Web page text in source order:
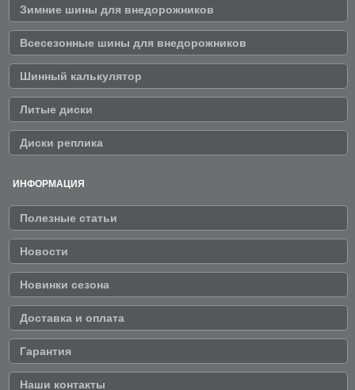
Зимние шины для внедорожников
Всесезонные шины для внедорожников
Шинный калькулятор
Литые диски
Диски реплика
ИНФОРМАЦИЯ
Полезные статьи
Новости
Новинки сезона
Доставка и оплата
Гарантия
Наши контакты